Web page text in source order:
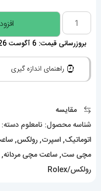
مردانه
رولکس
اتوماتیک
صفحه
مشکی
01466
Rolex
بروزرسانی قیمت: 6 آگوست 2026
راهنمای اندازه گیری
شناسه محصول:
اتوماتیک,اسپرت,رولکس,
مچی ست,ساعت مچی مردانه,
رولکس/Rolex